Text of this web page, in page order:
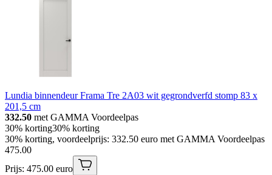
Lundia binnendeur Frama Tre 2A03 wit gegrondverfd stomp 83 x
201,5 cm
332.50 met GAMMA Voordeelpas
30% korting30% korting
30% korting, voordeelprijs: 332.50 euro met GAMMA Voordeelpas
475.00
Prijs: 475.00 euro